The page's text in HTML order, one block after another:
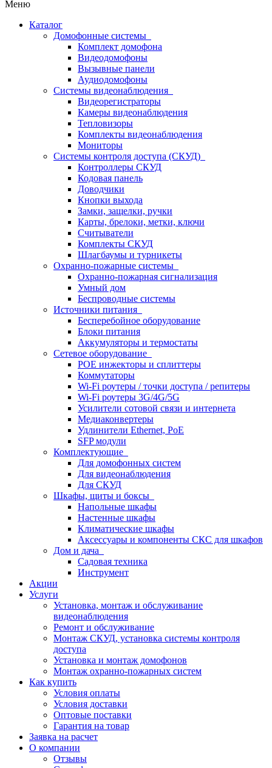
Меню
Каталог
Домофонные системы
Комплект домофона
Видеодомофоны
Вызывные панели
Аудиодомофоны
Системы видеонаблюдения
Видеорегистраторы
Камеры видеонаблюдения
Тепловизоры
Комплекты видеонаблюдения
Мониторы
Системы контроля доступа (СКУД)
Контроллеры СКУД
Кодовая панель
Доводчики
Кнопки выхода
Замки, защелки, ручки
Карты, брелоки, метки, ключи
Считыватели
Комплекты СКУД
Шлагбаумы и турникеты
Охранно-пожарные системы
Охранно-пожарная сигнализация
Умный дом
Беспроводные системы
Источники питания
Бесперебойное оборудование
Блоки питания
Аккумуляторы и термостаты
Сетевое оборудование
POE инжекторы и сплиттеры
Коммутаторы
Wi-Fi роутеры / точки доступа / репитеры
Wi-Fi роутеры 3G/4G/5G
Усилители сотовой связи и интернета
Медиаконвертеры
Удлинители Ethernet, PoE
SFP модули
Комплектующие
Для домофонных систем
Для видеонаблюдения
Для СКУД
Шкафы, щиты и боксы
Напольные шкафы
Настенные шкафы
Климатические шкафы
Аксессуары и компоненты СКС для шкафов
Дом и дача
Садовая техника
Инструмент
Акции
Услуги
Установка, монтаж и обслуживание
видеонаблюдения
Ремонт и обслуживание
Монтаж СКУД, установка системы контроля
доступа
Установка и монтаж домофонов
Монтаж охранно-пожарных систем
Как купить
Условия оплаты
Условия доставки
Оптовые поставки
Гарантия на товар
Заявка на расчет
О компании
Отзывы